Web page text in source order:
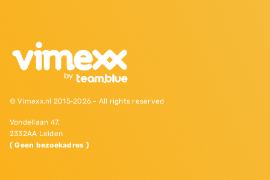
© Vimexx.nl 2015‐2026 - All rights reserved
Vondellaan 47,
2332AA Leiden
( Geen bezoekadres )